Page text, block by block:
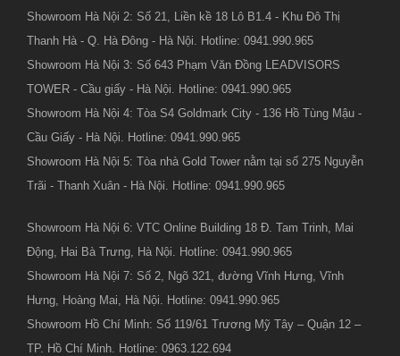
Showroom Hà Nội 2: Số 21, Liền kề 18 Lô B1.4 - Khu Đô Thị
Thanh Hà - Q. Hà Đông - Hà Nội. Hotline: 0941.990.965
Showroom Hà Nội 3: Số 643 Phạm Văn Đồng LEADVISORS
TOWER - Cầu giấy - Hà Nội. Hotline: 0941.990.965
Showroom Hà Nội 4: Tòa S4 Goldmark City - 136 Hồ Tùng Mậu -
Cầu Giấy - Hà Nội. Hotline: 0941.990.965
Showroom Hà Nội 5: Tòa nhà Gold Tower nằm tại số 275 Nguyễn
Trãi - Thanh Xuân - Hà Nội. Hotline: 0941.990.965
Showroom Hà Nội 6: VTC Online Building 18 Đ. Tam Trinh, Mai
Động, Hai Bà Trưng, Hà Nội. Hotline: 0941.990.965
Showroom Hà Nội 7: Số 2, Ngõ 321, đường Vĩnh Hưng, Vĩnh
Hưng, Hoàng Mai, Hà Nội. Hotline: 0941.990.965
Showroom Hồ Chí Minh: Số 119/61 Trương Mỹ Tây – Quận 12 –
TP. Hồ Chí Minh. Hotline: 0963.122.694